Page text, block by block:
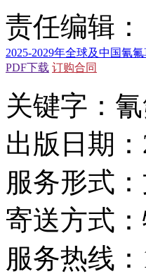
责任编辑
2025-2029年全球及中国氰
PDF下载 订购合同
关键字：
出版日期
服务形式
寄送方式
服务热线